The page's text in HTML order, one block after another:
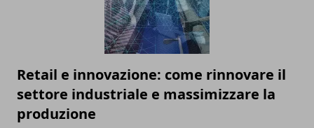
Retail e innovazione: come rinnovare il
settore industriale e massimizzare la
produzione